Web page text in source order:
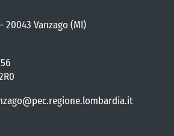
20043 Vanzago (MI)